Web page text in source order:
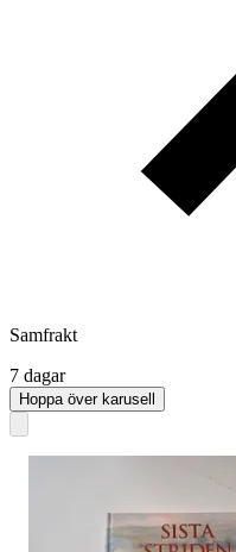
Samfrakt
7 dagar
Hoppa över karusell